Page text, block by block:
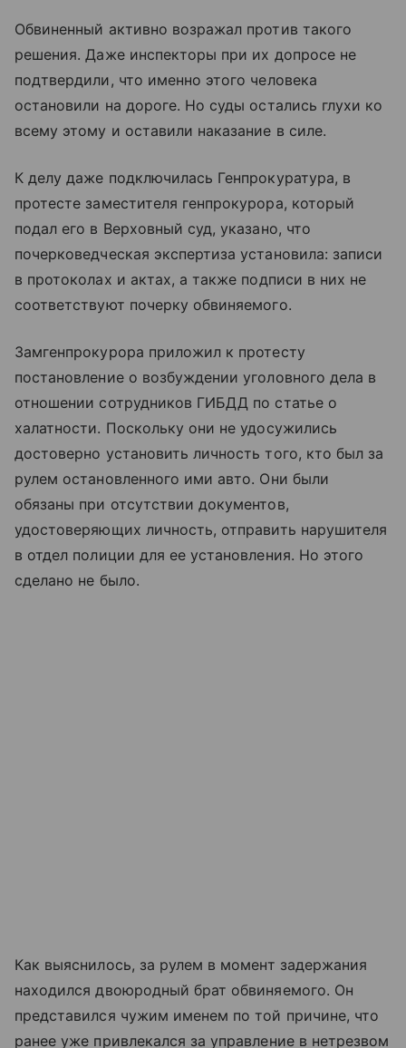
Обвиненный активно возражал против такого
решения. Даже инспекторы при их допросе не
подтвердили, что именно этого человека
остановили на дороге. Но суды остались глухи ко
всему этому и оставили наказание в силе.
К делу даже подключилась Генпрокуратура, в
протесте заместителя генпрокурора, который
подал его в Верховный суд, указано, что
почерковедческая экспертиза установила: записи
в протоколах и актах, а также подписи в них не
соответствуют почерку обвиняемого.
Замгенпрокурора приложил к протесту
постановление о возбуждении уголовного дела в
отношении сотрудников ГИБДД по статье о
халатности. Поскольку они не удосужились
достоверно установить личность того, кто был за
рулем остановленного ими авто. Они были
обязаны при отсутствии документов,
удостоверяющих личность, отправить нарушителя
в отдел полиции для ее установления. Но этого
сделано не было.
Как выяснилось, за рулем в момент задержания
находился двоюродный брат обвиняемого. Он
представился чужим именем по той причине, что
ранее уже привлекался за управление в нетрезвом